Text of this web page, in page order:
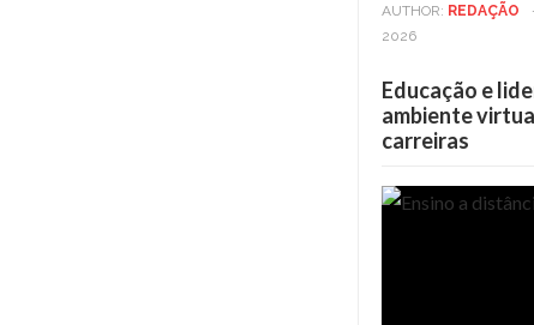
AUTHOR: REDAÇÃO
2026
Educação e
ambiente
carreiras